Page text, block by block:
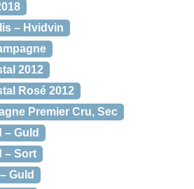
– Hvidvin
2012
Rosé 2012
Premier Cru, Sec
– Guld
– Sort
Guld